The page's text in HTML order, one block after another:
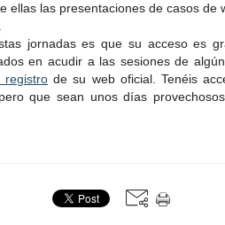
ellas las presentaciones de casos de
jornadas es que su acceso es
en acudir a las sesiones de
registro de su web oficial. Tenéis
que sean unos días